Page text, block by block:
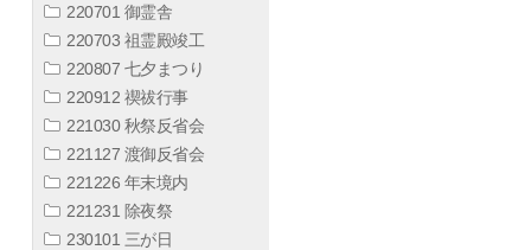
220701 御霊舎
220703 祖霊殿竣工
220807 七夕まつり
220912 禊祓行事
221030 秋祭反省会
221127 渡御反省会
221226 年末境内
221231 除夜祭
230101 三が日